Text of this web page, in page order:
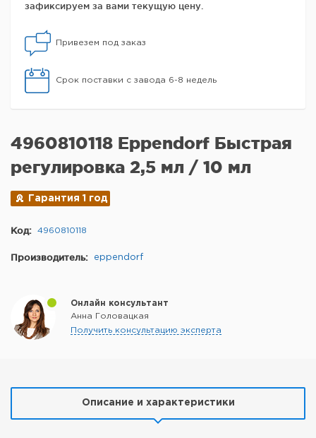
зафиксируем за вами текущую цену.
Привезем под заказ
Срок поставки с завода 6-8 недель
4960810118 Eppendorf Быстрая
регулировка 2,5 мл / 10 мл
Гарантия 1 год
Код: 4960810118
Производитель: eppendorf
Онлайн консультант
Анна Головацкая
Получить консультацию эксперта
Описание и характеристики